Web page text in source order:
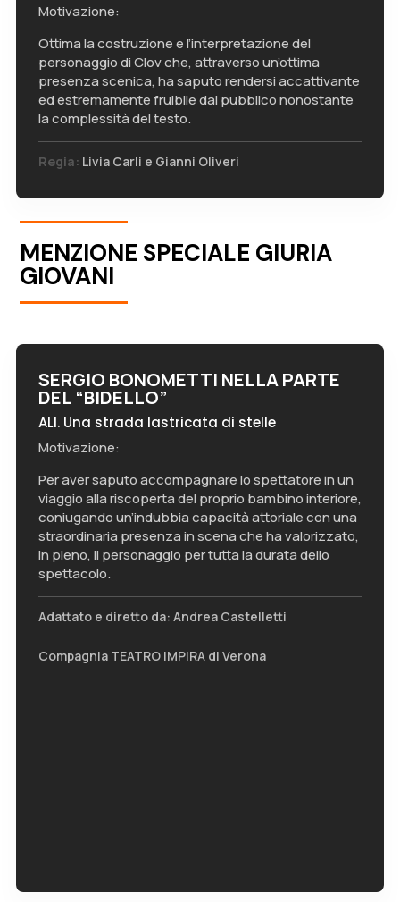
Motivazione:
Ottima la costruzione e l’interpretazione del
personaggio di Clov che, attraverso un’ottima
presenza scenica, ha saputo rendersi accattivante
ed estremamente fruibile dal pubblico nonostante
la complessità del testo.
Regia: Livia Carli e Gianni Oliveri
MENZIONE SPECIALE GIURIA
GIOVANI
SERGIO BONOMETTI NELLA PARTE
DEL “BIDELLO”
ALI. Una strada lastricata di stelle
Motivazione:
Per aver saputo accompagnare lo spettatore in un
viaggio alla riscoperta del proprio bambino interiore,
coniugando un’indubbia capacità attoriale con una
straordinaria presenza in scena che ha valorizzato,
in pieno, il personaggio per tutta la durata dello
spettacolo.
Adattato e diretto da: Andrea Castelletti
Compagnia TEATRO IMPIRA di Verona